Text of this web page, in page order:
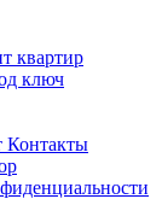
квартир
ключ
Контакты